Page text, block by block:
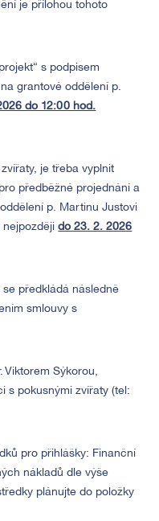
je přílohou tohoto
s podpisem
grantové oddělení p.
do 12:00 hod.
je třeba vyplnit
předběžné projednání a
p. Martinu Justovi
nejpozději do 23. 2. 2026
předkládá následně
smlouvy s
Viktorem Sýkorou,
s pokusnými zvířaty (tel:
pro přihlášky: Finanční
nákladů dle výše
plánujte do položky